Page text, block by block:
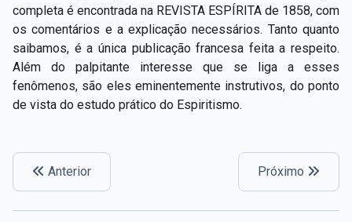
completa é encontrada na REVISTA ESPÍRITA de 1858, com
os comentários e a explicação necessários. Tanto quanto
saibamos, é a única publicação francesa feita a respeito.
Além do palpitante interesse que se liga a esses
fenômenos, são eles eminentemente instrutivos, do ponto
de vista do estudo prático do Espiritismo.
Anterior Próximo